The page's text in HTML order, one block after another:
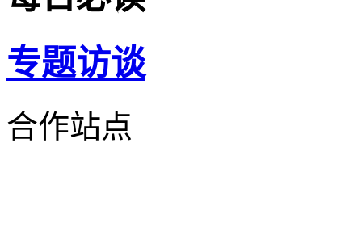
专题访谈
合作站点